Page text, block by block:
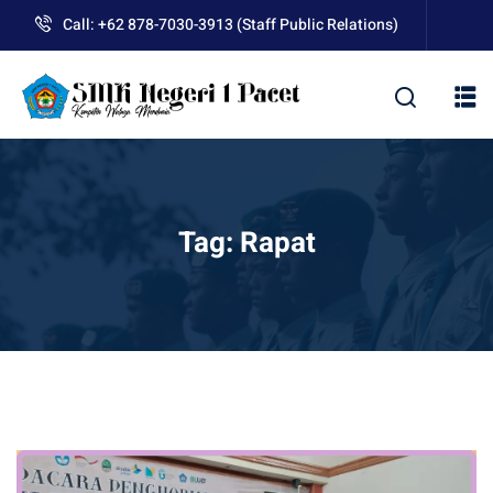
content
Call: +62 878-7030-3913 (Staff Public Relations)
Tag: Rapat